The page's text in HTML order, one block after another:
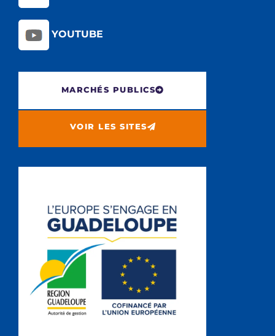
YOUTUBE
MARCHÉS PUBLICS
VOIR LES SITES